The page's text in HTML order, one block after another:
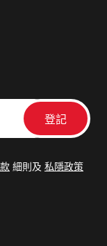
細則及 私隱政策